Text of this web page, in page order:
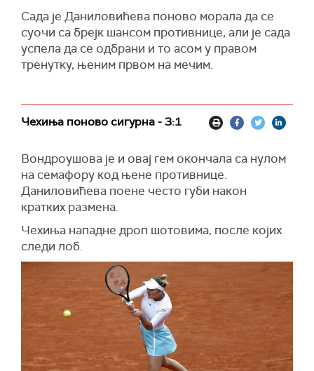
Сада је Даниловићева поново морала да се
суочи са брејк шансом противнице, али је сада
успела да се одбрани и то асом у правом
тренутку, њеним првом на мечим.
Чехиња поново сигурна - 3:1
Вондроушова је и овај гем окончала са нулом
на семафору код њене противнице.
Даниловићева поене често губи након
кратких размена.
Чехиња нападне дроп шотовима, после којих
следи лоб.